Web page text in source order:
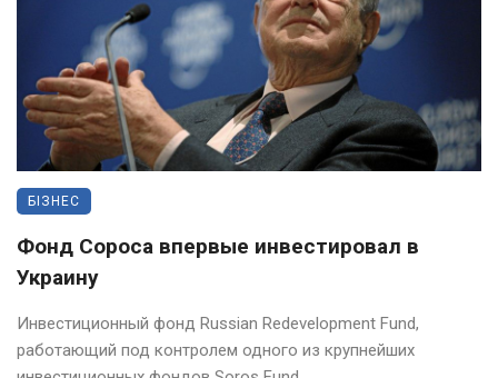
БІЗНЕС
Фонд Сороса впервые инвестировал в
Украину
Инвестиционный фонд Russian Redevelopment Fund,
работающий под контролем одного из крупнейших